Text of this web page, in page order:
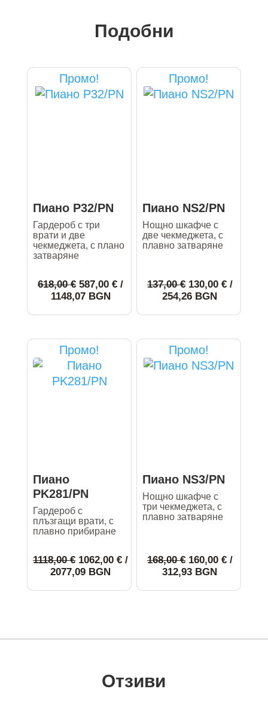
Подобни
Промо!
Пиано P32/PN
Гардероб с три
врати и две
чекмеджета, с плано
затваряне
618,00€ Original
price
587,00€ /
1148,07 BGNТекущата
product
multiple
variants.
on
the
product
page
Промо!
Пиано NS2/PN
Нощно шкафче с
две чекмеджета, с
плавно затваряне
137,00€ Original
price
130,00 € /
254,26 BGNТекущата
product
multiple
on
the
product
page
Промо!
Пиано
PK281/PN
Гардероб с
плъзгащи врати, с
плавно прибиране
1118,00€ Original
price
1062,00€ /
2077,09 BGNТекущата
Промо!
Пиано NS3/PN
Нощно шкафче с
три чекмеджета, с
плавно затваряне
168,00€ Original
price
160,00 € /
312,93 BGNТекущата
The
options
Отзиви